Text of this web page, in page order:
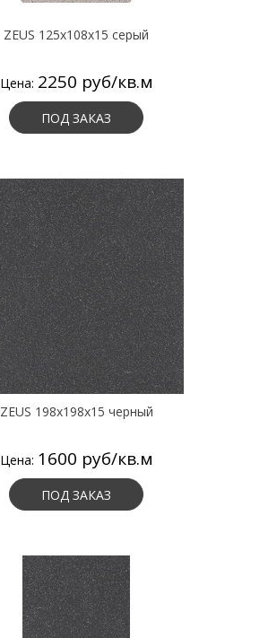
ZEUS 125x108x15 серый
Цена: 2250 руб/кв.м
ПОД ЗАКАЗ
ZEUS 198x198x15 черный
Цена: 1600 руб/кв.м
ПОД ЗАКАЗ